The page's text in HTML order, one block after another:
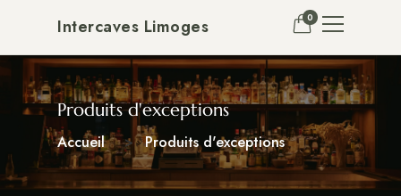
Intercaves Limoges 0
Produits d'exceptions
Accueil Produits d'exceptions